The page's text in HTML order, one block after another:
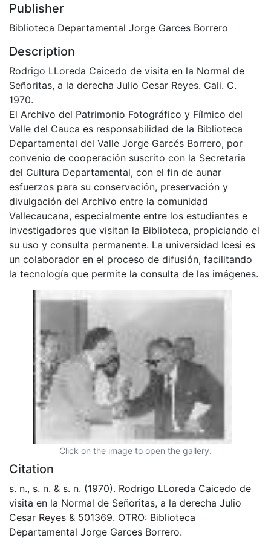
Publisher
Biblioteca Departamental Jorge Garces Borrero
Description
Rodrigo LLoreda Caicedo de visita en la Normal de
Señoritas, a la derecha Julio Cesar Reyes. Cali. C.
1970.
El Archivo del Patrimonio Fotográfico y Fílmico del
Valle del Cauca es responsabilidad de la Biblioteca
Departamental del Valle Jorge Garcés Borrero, por
convenio de cooperación suscrito con la Secretaria
del Cultura Departamental, con el fin de aunar
esfuerzos para su conservación, preservación y
divulgación del Archivo entre la comunidad
Vallecaucana, especialmente entre los estudiantes e
investigadores que visitan la Biblioteca, propiciando el
su uso y consulta permanente. La universidad Icesi es
un colaborador en el proceso de difusión, facilitando
la tecnología que permite la consulta de las imágenes.
Click on the image to open the gallery.
Citation
s. n., s. n. & s. n. (1970). Rodrigo LLoreda Caicedo de
visita en la Normal de Señoritas, a la derecha Julio
Cesar Reyes & 501369. OTRO: Biblioteca
Departamental Jorge Garces Borrero.